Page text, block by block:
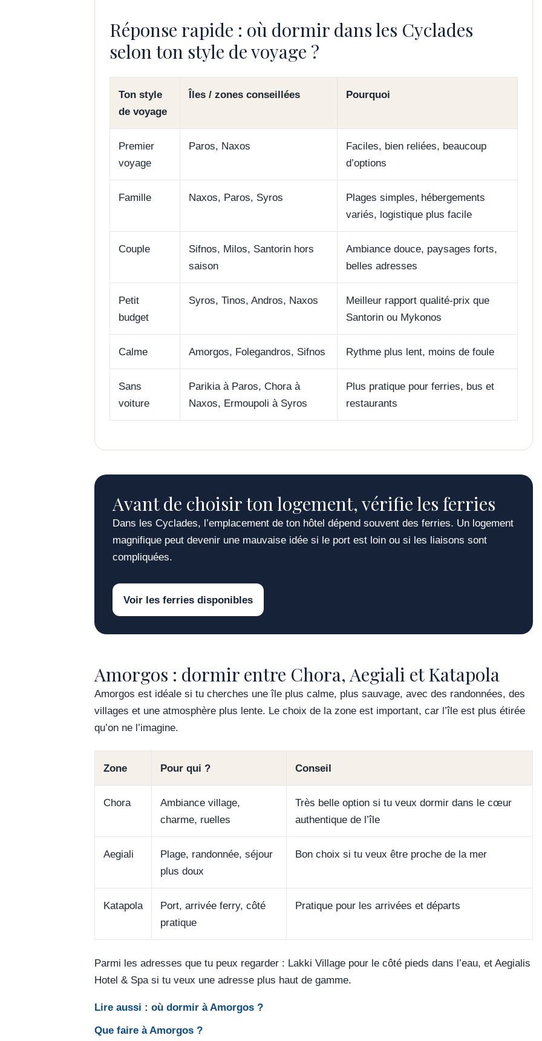
Réponse rapide : où dormir dans les Cyclades
selon ton style de voyage ?
Ton style
de voyage
Îles / zones conseillées Pourquoi
Premier
voyage
Paros, Naxos
Faciles, bien reliées, beaucoup
d’options
Famille Naxos, Paros, Syros
Plages simples, hébergements
variés, logistique plus facile
Couple
Sifnos, Milos, Santorin hors
saison
Ambiance douce, paysages forts,
belles adresses
Petit
budget
Syros, Tinos, Andros, Naxos
Meilleur rapport qualité-prix que
Santorin ou Mykonos
Calme Amorgos, Folegandros, Sifnos Rythme plus lent, moins de foule
Sans
voiture
Parikia à Paros, Chora à
Naxos, Ermoupoli à Syros
Plus pratique pour ferries, bus et
restaurants
Avant de choisir ton logement, vérifie les ferries
Dans les Cyclades, l’emplacement de ton hôtel dépend souvent des ferries. Un logement
magnifique peut devenir une mauvaise idée si le port est loin ou si les liaisons sont
compliquées.
Voir les ferries disponibles
Amorgos : dormir entre Chora, Aegiali et Katapola
Amorgos est idéale si tu cherches une île plus calme, plus sauvage, avec des randonnées, des
villages et une atmosphère plus lente. Le choix de la zone est important, car l’île est plus étirée
qu’on ne l’imagine.
Zone Pour qui ? Conseil
Chora
Ambiance village,
charme, ruelles
Très belle option si tu veux dormir dans le cœur
authentique de l’île
Aegiali
Plage, randonnée, séjour
plus doux
Bon choix si tu veux être proche de la mer
Katapola
Port, arrivée ferry, côté
pratique
Pratique pour les arrivées et départs
Parmi les adresses que tu peux regarder : Lakki Village pour le côté pieds dans l’eau, et Aegialis
Hotel & Spa si tu veux une adresse plus haut de gamme.
Lire aussi : où dormir à Amorgos ?
Que faire à Amorgos ?